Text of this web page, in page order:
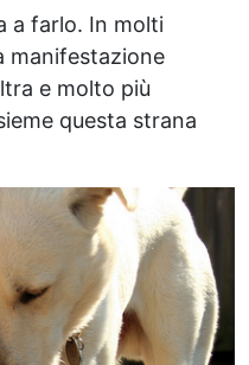
a farlo. In molti
manifestazione
e molto più
questa strana